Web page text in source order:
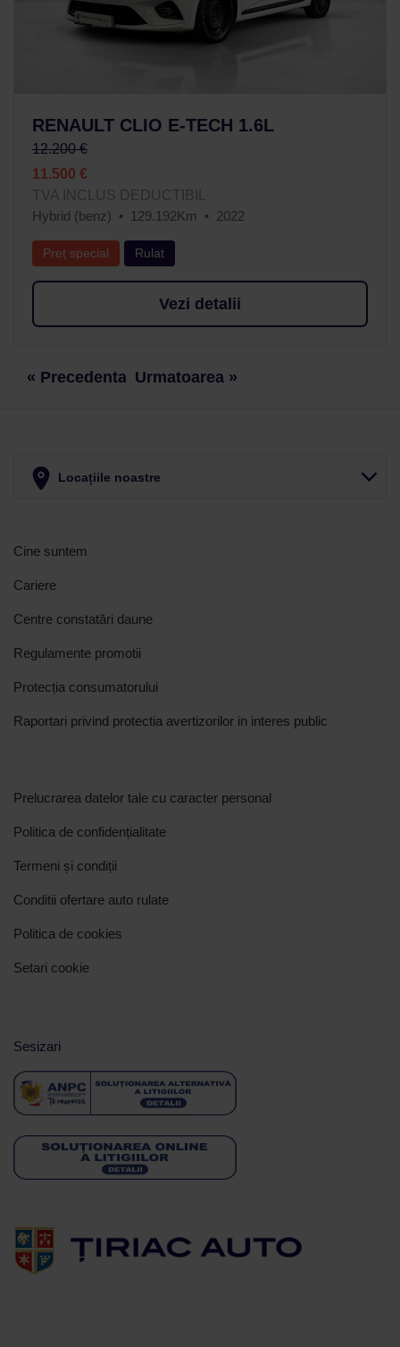
RENAULT CLIO E-TECH 1.6L
12.200 €
11.500 €
TVA INCLUS DEDUCTIBIL
Hybrid (benz)
129.192Km 2022
Preț special Rulat
Vezi detalii
« Precedenta Urmatoarea »
Locațiile noastre
Cine suntem
Cariere
Centre constatări daune
Regulamente promotii
Protecția consumatorului
Raportari privind protectia avertizorilor in interes public
Prelucrarea datelor tale cu caracter personal
Politica de confidențialitate
Termeni și condiții
Conditii ofertare auto rulate
Politica de cookies
Setari cookie
Sesizari